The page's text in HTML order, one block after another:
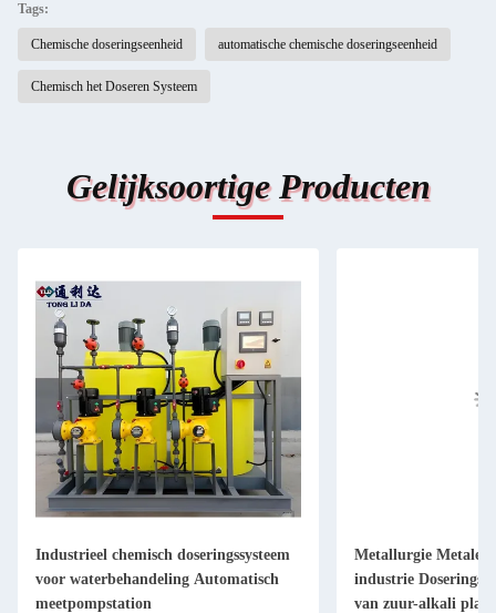
Tags:
Chemische doseringseenheid automatische chemische doseringseenheid
Chemisch het Doseren Systeem
Gelijksoortige Producten
Industrieel chemisch doseringssysteem
voor waterbehandeling Automatisch
meetpompstation
Metallurgie
industrie
van zuur-alkali